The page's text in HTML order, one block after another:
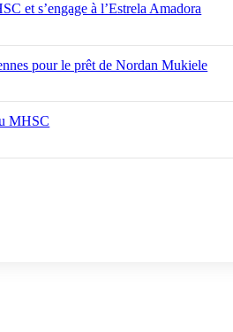
et s’engage à l’Estrela Amadora
pour le prêt de Nordan Mukiele
MHSC